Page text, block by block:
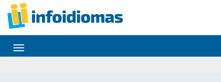
Desplegar
navegación